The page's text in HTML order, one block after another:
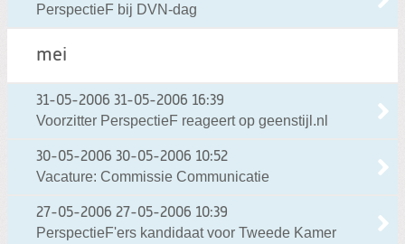
PerspectieF bij DVN-dag
mei
31-05-2006 31-05-2006 16:39
Voorzitter PerspectieF reageert op geenstijl.nl
30-05-2006 30-05-2006 10:52
Vacature: Commissie Communicatie
27-05-2006 27-05-2006 10:39
PerspectieF'ers kandidaat voor Tweede Kamer